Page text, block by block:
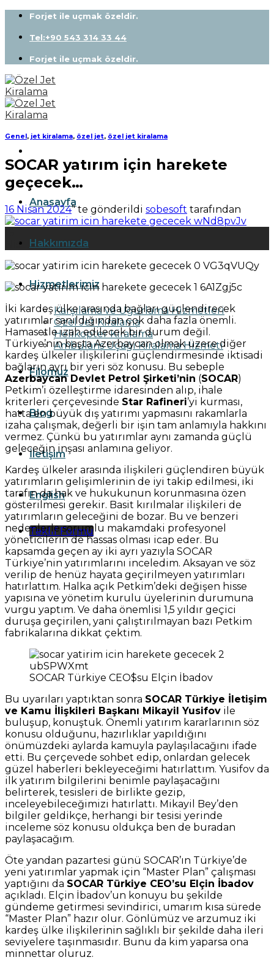
Skip
content
Forjet ile uçmak özeldir.
Tel:+90 543 314 33 44
Forjet ile uçmak özeldir.
Anasayfa
Hakkımızda
Hizmetlerimiz
Karşılama ve Uğurlama Hizmetleri
Özel Jet Kiralama
Helikopter Kiralama
Ambulans Uçağı Kiralama Hizmeti
Filomuz
Blog
İletişim
English
Teklif Formu
Genel, jet kiralama, özel jet, özel jet kiralama
SOCAR yatırım için harekete
geçecek…
16 Nisan 2024’' te gönderildi sobesoft tarafından
Nis
İki kardeş ülke arasında bağları güçlendirecek
yatırımlar sanıldığından çok daha fazla önemli.
Hamasetle izah edilecek bir durum değil.
Türkiye’nin başta Azerbaycan olmak üzere diğer
kardeş ülkeler ilişkilerini güçlendirmesinde iktisadi
bağların ayrı bir yeri söz konusu. Bu sebeple
Azerbaycan Devlet Petrol Şirketi’nin (SOCAR)
Petkim’i özelleştirme idaresinden alıp, ihale
kriterleri çerçevesinde Star Rafineri’yi kurması,
hatta en büyük dış yatırımı yapmasını rakamlarla
izaha çalışmak, değerli bir işin tam anlamıyla hakkını
vermez. Çünkü bu yatırımlar aynı zamanda güçlü
geleceğin inşası anlamına geliyor.
Kardeş ülkeler arasında ilişkileri güçlendiren büyük
yatırımların gelişimlerinin de iyi takip edilmesi, iki
tarafın da hak ve hukukunun korunmasına özen
gösterilmesi gerekir. Basit kırılmalar ilişkileri de
yatırımların geleceğini de bozar. Bu ve benzeri
nedenlerle sorumlu makamdaki profesyonel
yöneticilerin de hassas olması icap eder. Bu
kapsamda geçen ay iki ayrı yazıyla SOCAR
Türkiye’nin yatırımlarını inceledim. Aksayan ve söz
verilip de henüz hayata geçirilmeyen yatırımları
hatırlattım. Halka açık Petkim’deki değişen hisse
yapısına ve yönetim kurulu üyelerinin durumuna
vurgu yaptım. Ve daha önemlisi 1,5 yıldır geçici
duruşa geçirilen, yani çalıştırılmayan bazı Petkim
fabrikalarına dikkat çektim.
SOCAR Türkiye CEO$su Elçin İbadov
Bu uyarıları yaptıktan sonra SOCAR Türkiye İletişim
ve Kamu İlişkileri Başkanı Mikayil Yusifov ile
buluşup, konuştuk. Önemli yatırım kararlarının söz
konusu olduğunu, hazırlıklar yapıldığını
önümüzdeki aylarda kamuyla paylaşılacağını ifade
etti. Bu çerçevede sohbet edip, onlardan gelecek
güzel haberleri bekleyeceğimi hatırlattım. Yusifov da
ilk yatırım bilgilerini benimle paylaşacağını
belirterek, tesisleri de birlikte gezip,
inceleyebileceğimizi hatırlattı. Mikayil Bey’den
bilgiler geldikçe, herhangi bir tesisi yerinde
inceleme söz konusu oldukça ben de buradan
paylaşacağım.
Öte yandan pazartesi günü SOCAR’ın Türkiye’de
yeni yatırımlar yapmak için “Master Plan” çalışması
yaptığını da SOCAR Türkiye CEO’su Elçin İbadov
açıkladı. Elçin İbadov’un konuyu bu şekilde
gündeme getirmesi sevindirici, umarım kısa sürede
“Master Plan” hazır olur. Gönlümüz ve arzumuz iki
kardeş ülke ilişkilerinin sağlıklı bir şekilde daha ileri
seviyelere taşınmasıdır. Bunu da kim yaparsa ona
minnettar oluruz.